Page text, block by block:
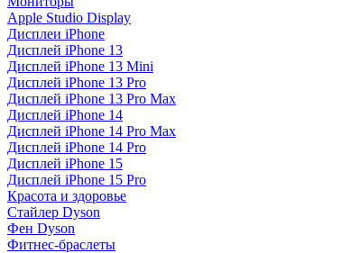
Apple Studio Display
Дисплеи iPhone
Дисплей iPhone 13
Дисплей iPhone 13 Mini
Дисплей iPhone 13 Pro
Дисплей iPhone 13 Pro Max
Дисплей iPhone 14
Дисплей iPhone 14 Pro Max
Дисплей iPhone 14 Pro
Дисплей iPhone 15
Дисплей iPhone 15 Pro
Красота и здоровье
Стайлер Dyson
Фен Dyson
Фитнес-браслеты